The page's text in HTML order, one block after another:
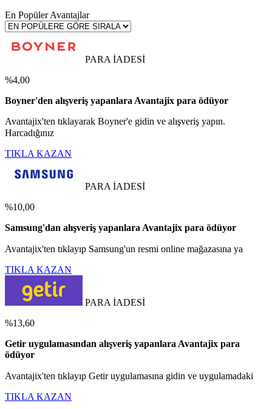
En Popüler Avantajlar
PARA İADESİ
%4,00
Boyner'den alışveriş yapanlara Avantajix para ödüyor
Avantajix'ten tıklayarak Boyner'e gidin ve alışveriş yapın.
Harcadığınız
TIKLA KAZAN
PARA İADESİ
%10,00
Samsung'dan alışveriş yapanlara Avantajix para ödüyor
Avantajix'ten tıklayıp Samsung'un resmi online mağazasına ya
TIKLA KAZAN
PARA İADESİ
%13,60
Getir uygulamasından alışveriş yapanlara Avantajix para
ödüyor
Avantajix'ten tıklayıp Getir uygulamasına gidin ve uygulamadaki
TIKLA KAZAN